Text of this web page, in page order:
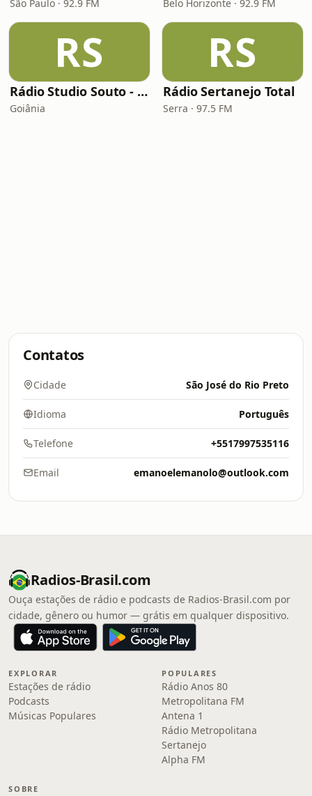
São Paulo · 92.9 FM Belo Horizonte · 92.9 FM
RS
Rádio Studio Souto - Sertaneja
Goiânia
RS
Rádio Sertanejo Total
Serra · 97.5 FM
Contatos
Cidade São José do Rio Preto
Idioma Português
Telefone +5517997535116
Email emanoelemanolo@outlook.com
Radios-Brasil.com
Ouça estações de rádio e podcasts de Radios-Brasil.com por
cidade, gênero ou humor — grátis em qualquer dispositivo.
EXPLORAR
Estações de rádio
Podcasts
Músicas Populares
POPULARES
Rádio Anos 80
Metropolitana FM
Antena 1
Rádio Metropolitana
Sertanejo
Alpha FM
SOBRE